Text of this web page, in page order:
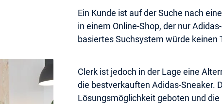
Ein Kunde ist auf der Suche nach
in einem Online-Shop, der nur
basiertes Suchsystem würde keinen
Clerk ist jedoch in der Lage eine
die bestverkauften Adidas-Sneaker.
Lösungsmöglichkeit geboten und